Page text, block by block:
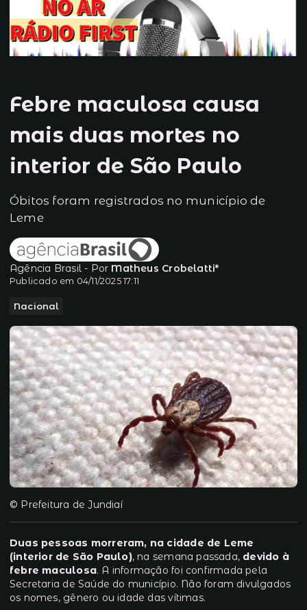
Febre maculosa causa
mais duas mortes no
interior de São Paulo
Óbitos foram registrados no município de
Leme
Agência Brasil - Por Matheus Crobelatti*
Publicado em 04/11/2025 17:11
Nacional
© Prefeitura de Jundiaí
Duas pessoas morreram, na cidade de Leme
(interior de São Paulo), na semana passada, devido à
febre maculosa. A informação foi confirmada pela
Secretaria de Saúde do município. Não foram divulgados
os nomes, gênero ou idade das vítimas.